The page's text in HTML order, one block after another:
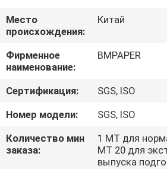
НАС
ЭКСКУРСИЯ
ПО
ЗАВОДУ
КОНТРОЛЬ
КАЧЕСТВА
Место
происхождения:
Китай
Фирменное
наименование:
BMPAPER
Сертификация:
SGS, ISO
Номер модели:
SGS, ISO
Количество мин
заказа:
1 МТ для
МТ 20 для
выпуска